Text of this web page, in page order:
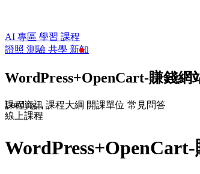
AI 專區 學習 課程
證照 測驗 共學 新知
WordPress+OpenCart-賺錢
課程資訊 課程大綱 開課單位 常見問答
Loading...
線上課程